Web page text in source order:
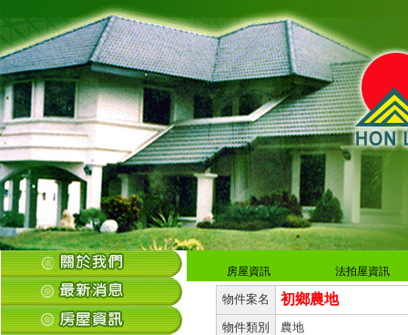
房屋資訊 法拍屋資訊
物件案名 初鄉農地
物件類別
農地